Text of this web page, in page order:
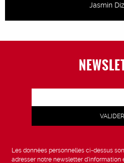
Jasmin
Les données personnelles ci-dessus
adresser notre newsletter